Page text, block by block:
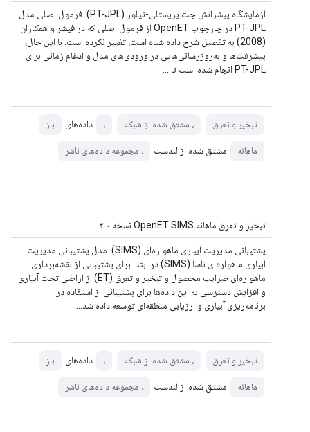
آزمایشگاه پیشرانش جت پریستلی-تیلور (PT-JPL). فرمول اصلی مدل
PT-JPL در چارچوب OpenET از فرمول اصلی که در فیشر و همکاران
(2008) به تفصیل شرح داده شده است، تغییر نکرده است. با این حال،
پیشرفت‌ها و به‌روزرسانی‌هایی در ورودی‌های مدل و ادغام زمانی برای
PT-JPL انجام شده است تا ...
تبخیر و تعرق ، مشتق شده از شبکه ، داده‌های باز
ماهانه مشتق شده از لندست ، مجموعه داده‌های ناشر
تبخیر و تعرق ماهانه OpenET SIMS نسخه ۲.۰
پشتیبانی مدیریت آبیاری ماهواره‌ای (SIMS). مدل پشتیبانی مدیریت
آبیاری ماهواره‌ای ناسا (SIMS) در ابتدا برای پشتیبانی از نقشه‌برداری
ماهواره‌ای ضرایب محصول و تبخیر و تعرق (ET) از اراضی تحت آبیاری
و افزایش دسترسی به این داده‌ها برای پشتیبانی از استفاده در
برنامه‌ریزی آبیاری و ارزیابی منطقه‌ای توسعه داده شد…
تبخیر و تعرق ، مشتق شده از شبکه ، داده‌های باز
ماهانه مشتق شده از لندست ، مجموعه داده‌های ناشر